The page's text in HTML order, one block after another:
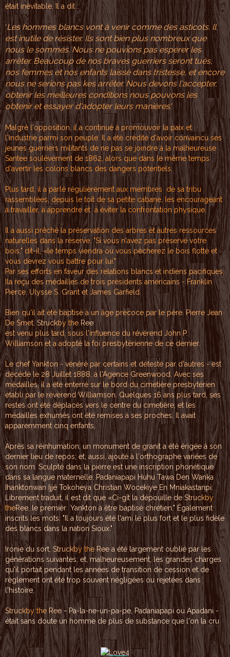
était inévitable. Il a dit :
'Les hommes blancs vont à venir comme desasticots. Il
est inutilede résister.Ils sont bien plus nombreux que
nousle sommes. Nous ne pouvions pas espérerles
arrêter.Beaucoup denos braves guerriers seront tués,
nos femmes et nosenfants laissé dans tristesse, et encore
nous ne serions pas kes arrêter. Nous devons l'accepter,
obtenir les meilleures conditions nous pouvons les
obtenir et essayer d'adopterleurs manières.'
Malgré l 'opposition, il a continué à promouvoir la paix et
l'industrie parmi son peuple. Il a été crédité d'avoir convaincuses
jeunes guerriers militants de ne pas se joindre à la malheureuse
Santee soulèvement de 1862,alors que dans le même temps
d'avertir l es colons blancs des dangers potentiels.
Plus tard, i l a parlé régulièrement aux membres de satribu
rassemblées, depuis le toit de sa petite cabane, les encourageant
àtravailler, à apprendre et à éviter la confrontation physique.
Il a aussi prêché la préservation des arbres et autres ressources
naturelles dans la réserve. "Si vous n'avez pas préservévotre
bois, " dit-il,«le tempsviendra où vous pêcherez le bois flotté et
vous devrez vous battre pour lui."
Parses efforts en faveur des re lations bl ancs et indiens pacifiques,
a reçu des médailles de troisprésidents américains - Frankl in
Pierce,Ulysse S. Grant et James Garfield.
Bien qu'il ait été baptisé à un âge précoce par le père. Pierre Jean
De Smet, Struckby the Ree
est venuplus tard, sous l'influence du révérend John P.
Williamson et a adopté la foi presbytérienne de ce dernier.
Le chef Yankton - vénéré par certains et détesté par d'autres - est
décédé le 28Juillet 1888, à l'Agence Greenwood. Avec ses
médailles, il a été enterré sur le bord du cimetière presbytérien
établi par le révérend Williamson. Que lques 16 ans plus tard, ses
restes ont été déplacés vers lecentre du cimetière, et les
médailles exhumés ontété remises à ses proches . Il avait
apparemment cinq enfants,
Après sa réinhumation, un monument de granit a été érigée à son
dernier lieu de repos; et, aussi, ajouté à l'orthographe variées de
son nom. Sculpté dans la pierre est une inscription phonétique
dans sa langue maternelle: Padaniapapi Huhu Tawa Den Wanka
Ihanktonwan Ijjé Tokoheya Christian Wocekiye En Mniakastanpi.
Librement traduit, i l estdit que «Ci-gît la dépouille de Struckby
theRee , le premièr Yankton à être baptisé chrétien ." Également
inscrits lesmots: "Il a toujours été l'ami le plus fortet le plus fidèle
des blancs dans la nation Sioux."
Ironie du sort,Struckby the Ree a été largement oublié par les
générations suivantes; et, malheureusement, les grandes charges
qu'il portait pendant les années de transitionde cession et de
règlement ont été trop souvent négligées ou rejetées dans
l'histoire.
Struckbythe Ree- Pa-la-ne-un-pa-pe, Padaniapapi ou Apadani -
était sans doute un homme de p lus de substance que l'on la cru